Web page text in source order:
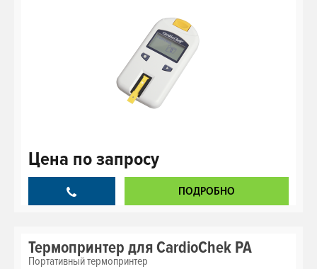
Цена по запросу
ПОДРОБНО
Термопринтер для CardioChek PA
Портативный термопринтер